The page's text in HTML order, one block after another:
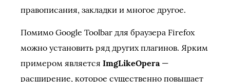
правописания, закладки и многое другое.
Помимо Google Toolbar для браузера Firefox
можно установить ряд других плагинов. Ярким
примером является ImgLikeOpera—
расширение, которое существенно повышает